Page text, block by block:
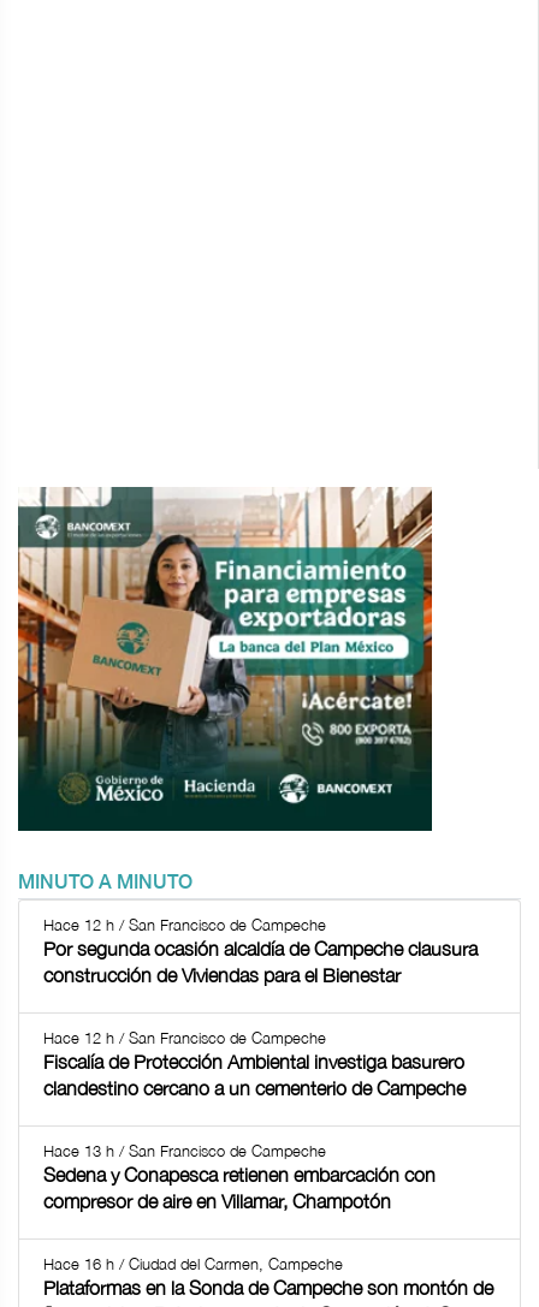
MINUTO A MINUTO
Hace 12 h / San Francisco de Campeche
Por segunda ocasión alcaldía de Campeche clausura
construcción de Viviendas para el Bienestar
Hace 12 h / San Francisco de Campeche
Fiscalía de Protección Ambiental investiga basurero
clandestino cercano a un cementerio de Campeche
Hace 13 h / San Francisco de Campeche
Sedena y Conapesca retienen embarcación con
compresor de aire en Villamar, Champotón
Hace 16 h / Ciudad del Carmen, Campeche
Plataformas en la Sonda de Campeche son montón de